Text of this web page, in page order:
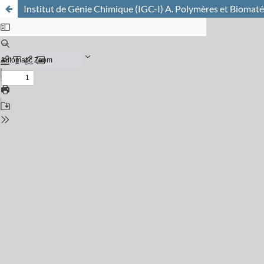
Institut de Génie Chimique (IGC-I) A. Polymères et